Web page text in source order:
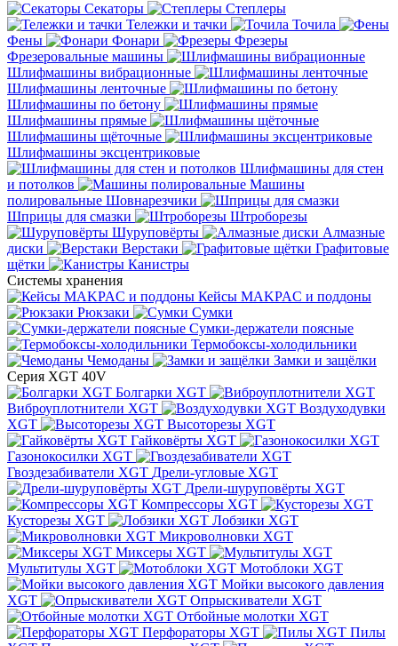
Секаторы
Степлеры
Тележки и тачки
Точила
Фены
Фонари
Фрезеры
Фрезеровальные машины
Шлифмашины вибрационные
Шлифмашины ленточные
Шлифмашины по бетону
Шлифмашины прямые
Шлифмашины щёточные
Шлифмашины эксцентриковые
Шлифмашины для стен
и потолков
Машины
полировальные Шовнарезчики
Шприцы для смазки
Штроборезы
Шуруповёрты
Алмазные
диски
Верстаки
Графитовые
щётки
Канистры
Системы хранения
Кейсы MAKPAC и поддоны
Рюкзаки
Сумки
Сумки-держатели поясные
Термобоксы-холодильники
Чемоданы
Замки и защёлки
Серия XGT 40V
Болгарки XGT
Виброуплотнители XGT
Воздуходувки
XGT
Высоторезы XGT
Гайковёрты XGT
Газонокосилки XGT
Гвоздезабиватели XGT Дрели-угловые XGT
Дрели-шуруповёрты XGT
Компрессоры XGT
Кусторезы XGT
Лобзики XGT
Микроволновки XGT
Миксеры XGT
Мультитулы XGT
Мотоблоки XGT
Мойки высокого давления
XGT
Опрыскиватели XGT
Отбойные молотки XGT
Перфораторы XGT
Пилы